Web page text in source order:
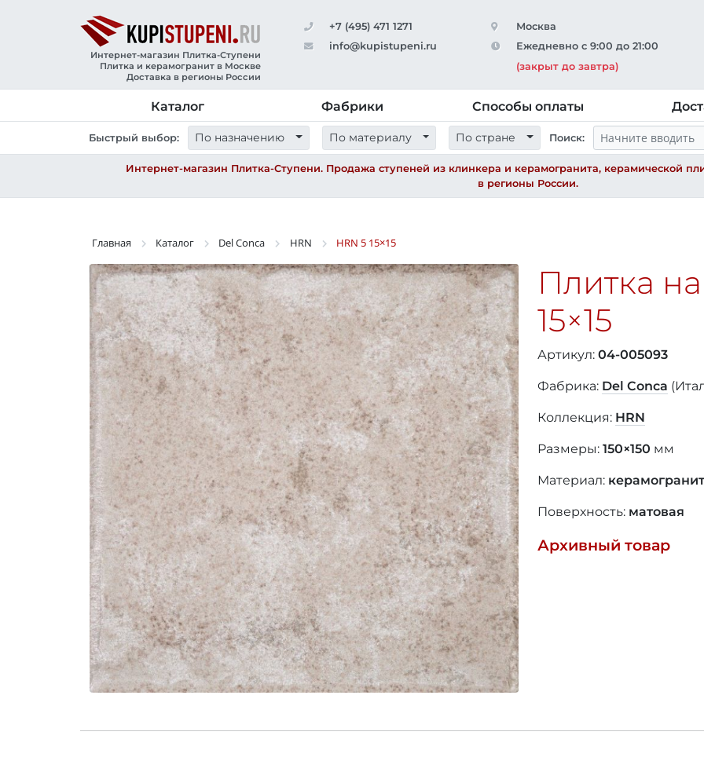
Интернет-магазин Плитка-Ступени
Плитка и керамогранит в Москве
Доставка в регионы России
+7 (495) 471 1271
info@kupistupeni.ru
Москва
Ежедневно с 9:00 до 21:00
(закрыт до завтра)
Каталог Фабрики Способы оплаты
Быстрый выбор: По назначению По материалу По стране Поиск:
Интернет-магазин Плитка-Ступени. Продажа ступеней из клинкера и керамогранита, керамической
в регионы России.
Главная Каталог Del Conca HRN HRN 5 15×15
Плитка
15×15
Артикул: 04-005093
Фабрика: Del Conca
Коллекция: HRN
Размеры: 150×150 мм
Материал: керамогранит
Поверхность: матовая
Архивный товар